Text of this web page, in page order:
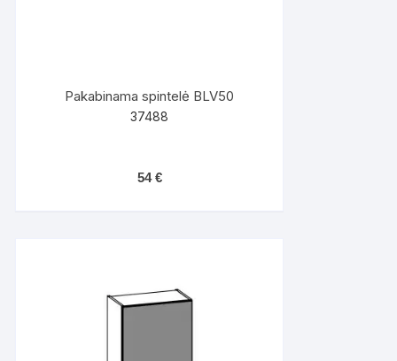
Pakabinama spintelė BLV50
37488
54€